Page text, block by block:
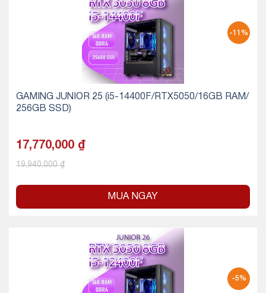
-11%
GAMING JUNIOR 25 (i5-14400F/RTX5050/16GB RAM/
256GB SSD)
17,770,000 ₫
19,940,000₫
MUA NGAY
-5%